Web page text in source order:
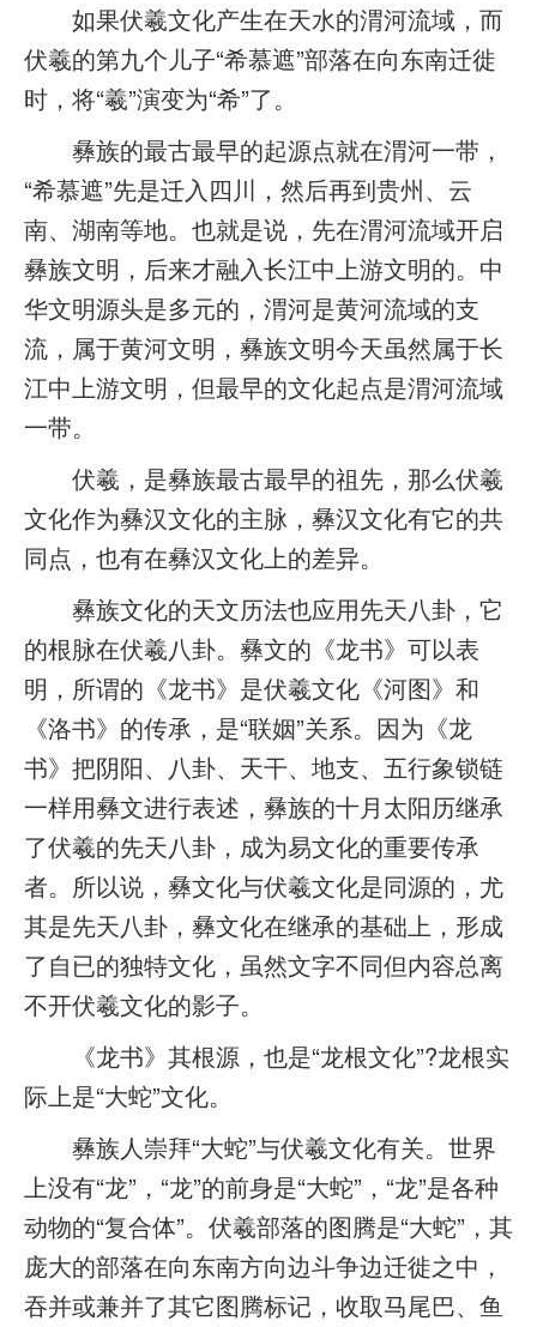
如果伏羲文化产生在天水的渭河流域，而
伏羲的第九个儿子“希慕遮”部落在向东南迁徙
时，将“羲”演变为“希”了。
彝族的最古最早的起源点就在渭河一带，
“希慕遮”先是迁入四川，然后再到贵州、云
南、湖南等地。也就是说，先在渭河流域开启
彝族文明，后来才融入长江中上游文明的。中
华文明源头是多元的，渭河是黄河流域的支
流，属于黄河文明，彝族文明今天虽然属于长
江中上游文明，但最早的文化起点是渭河流域
一带。
伏羲，是彝族最古最早的祖先，那么伏羲
文化作为彝汉文化的主脉，彝汉文化有它的共
同点，也有在彝汉文化上的差异。
彝族文化的天文历法也应用先天八卦，它
的根脉在伏羲八卦。彝文的《龙书》可以表
明，所谓的《龙书》是伏羲文化《河图》和
《洛书》的传承，是“联姻”关系。因为《龙
书》把阴阳、八卦、天干、地支、五行象锁链
一样用彝文进行表述，彝族的十月太阳历继承
了伏羲的先天八卦，成为易文化的重要传承
者。所以说，彝文化与伏羲文化是同源的，尤
其是先天八卦，彝文化在继承的基础上，形成
了自已的独特文化，虽然文字不同但内容总离
不开伏羲文化的影子。
《龙书》其根源，也是“龙根文化”?龙根实
际上是“大蛇”文化。
彝族人崇拜“大蛇”与伏羲文化有关。世界
上没有“龙”，“龙”的前身是“大蛇”，“龙”是各种
动物的“复合体”。伏羲部落的图腾是“大蛇”，其
庞大的部落在向东南方向边斗争边迁徙之中，
吞并或兼并了其它图腾标记，收取马尾巴、鱼